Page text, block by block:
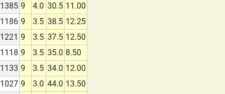
1385 9 4.0 30.5 11.00
1186 9 3.5 38.5 12.25
1221 9 3.5 37.5 12.50
1118 9 3.5 35.0 8.50
1133 9 3.5 34.0 12.00
1027 9 3.0 44.0 13.50